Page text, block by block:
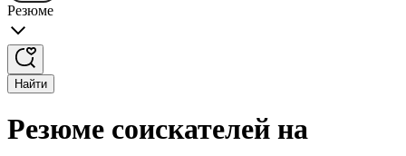
Резюме
Найти
Резюме соискателей на